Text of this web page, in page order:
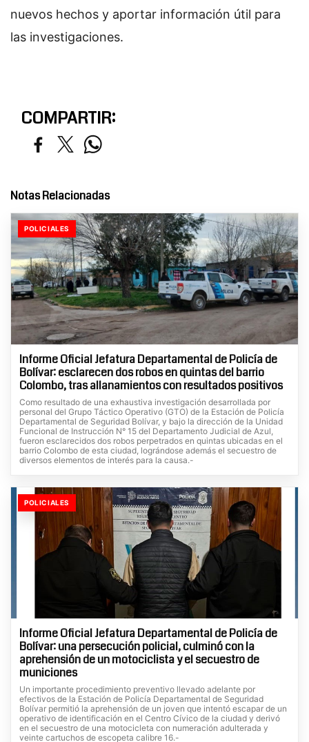
nuevos hechos y aportar información útil para
las investigaciones.
COMPARTIR:
Notas Relacionadas
POLICIALES
Informe Oficial Jefatura Departamental de Policía de
Bolívar: esclarecen dos robos en quintas del barrio
Colombo, tras allanamientos con resultados positivos
Como resultado de una exhaustiva investigación desarrollada por
personal del Grupo Táctico Operativo (GTO) de la Estación de Policía
Departamental de Seguridad Bolívar, y bajo la dirección de la Unidad
Funcional de Instrucción N° 15 del Departamento Judicial de Azul,
fueron esclarecidos dos robos perpetrados en quintas ubicadas en el
barrio Colombo de esta ciudad, lográndose además el secuestro de
diversos elementos de interés para la causa.-
POLICIALES
Informe Oficial Jefatura Departamental de Policía de
Bolívar: una persecución policial, culminó con la
aprehensión de un motociclista y el secuestro de
municiones
Un importante procedimiento preventivo llevado adelante por
efectivos de la Estación de Policía Departamental de Seguridad
Bolívar permitió la aprehensión de un joven que intentó escapar de un
operativo de identificación en el Centro Cívico de la ciudad y derivó
en el secuestro de una motocicleta con numeración adulterada y
veinte cartuchos de escopeta calibre 16.-